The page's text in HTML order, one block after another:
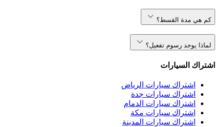
كم هي مدة القسط؟
لماذا يوجد رسوم تفعيل؟
اشتراك السيارات
اشتراك سيارات الرياض
اشتراك سيارات جدة
اشتراك سيارات الدمام
اشتراك سيارات مكة
اشتراك سيارات المدينة